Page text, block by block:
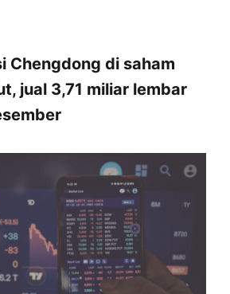
Chengdong di saham
jual 3,71 miliar lembar